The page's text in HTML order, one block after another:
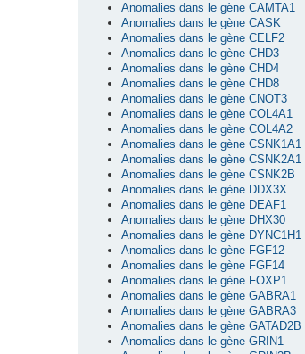
Anomalies dans le gène CAMTA1
Anomalies dans le gène CASK
Anomalies dans le gène CELF2
Anomalies dans le gène CHD3
Anomalies dans le gène CHD4
Anomalies dans le gène CHD8
Anomalies dans le gène CNOT3
Anomalies dans le gène COL4A1
Anomalies dans le gène COL4A2
Anomalies dans le gène CSNK1A1
Anomalies dans le gène CSNK2A1
Anomalies dans le gène CSNK2B
Anomalies dans le gène DDX3X
Anomalies dans le gène DEAF1
Anomalies dans le gène DHX30
Anomalies dans le gène DYNC1H1
Anomalies dans le gène FGF12
Anomalies dans le gène FGF14
Anomalies dans le gène FOXP1
Anomalies dans le gène GABRA1
Anomalies dans le gène GABRA3
Anomalies dans le gène GATAD2B
Anomalies dans le gène GRIN1